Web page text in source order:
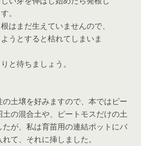
。
はまだ生えていませんので、
うとすると枯れてしまいま
と待ちましょう。
土壌を好みますので、本ではピー
土の混合土や、ピートモスだけの土
が、私は育苗用の連結ポットにバ
て、それに挿しました。